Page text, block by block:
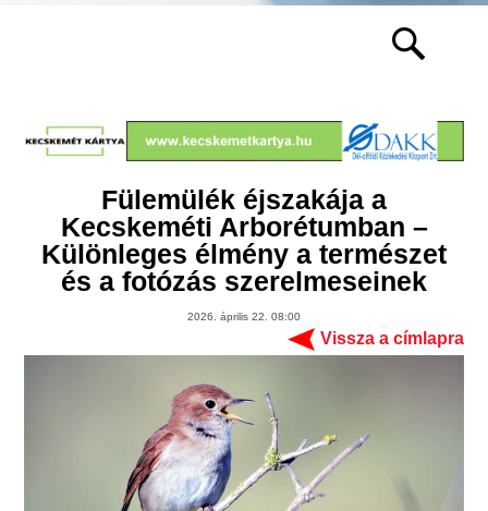
Fülemülék éjszakája a
Kecskeméti Arborétumban –
Különleges élmény a természet
és a fotózás szerelmeseinek
2026. április 22. 08:00
Vissza a címlapra